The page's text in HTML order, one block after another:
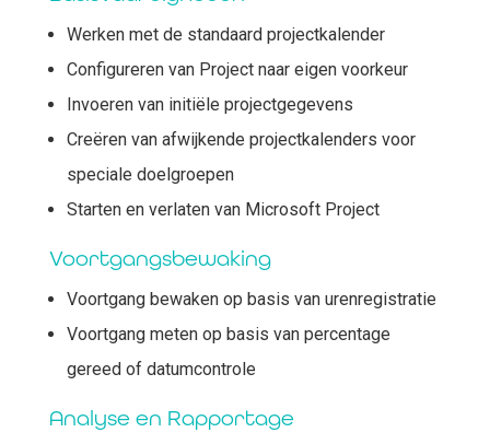
Werken met de standaard projectkalender
Configureren van Project naar eigen voorkeur
Invoeren van initiële projectgegevens
Creëren van afwijkende projectkalenders voor
speciale doelgroepen
Starten en verlaten van Microsoft Project
Voortgangsbewaking
Voortgang bewaken op basis van urenregistratie
Voortgang meten op basis van percentage
gereed of datumcontrole
Analyse en Rapportage